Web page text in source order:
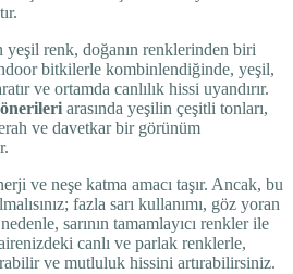
renk, doğanın renklerinden biri
Indoor bitkilerle kombinlendiğinde, yeşil,
ve ortamda canlılık hissi uyandırır.
arasında yeşilin çeşitli tonları,
ve davetkar bir görünüm
ve neşe katma amacı taşır. Ancak, bu
fazla sarı kullanımı, göz yoran
sarının tamamlayıcı renkler ile
canlı ve parlak renklerle,
ve mutluluk hissini artırabilirsiniz.